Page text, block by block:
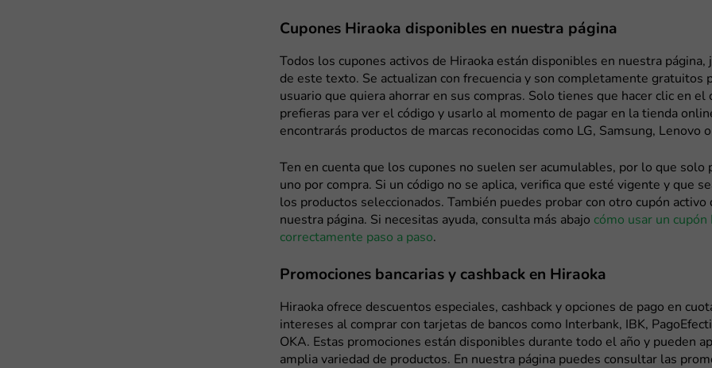
Cupones Hiraoka disponibles en nuestra página
Todos los cupones activos de Hiraoka están disponibles en nuestra página,
de este texto. Se actualizan con frecuencia y son completamente gratuitos
usuario que quiera ahorrar en sus compras. Solo tienes que hacer clic en el
prefieras para ver el código y usarlo al momento de pagar en la tienda
encontrarás productos de marcas reconocidas como LG, Samsung, Lenovo o
Ten en cuenta que los cupones no suelen ser acumulables, por lo que solo
uno por compra. Si un código no se aplica, verifica que esté vigente y que
los productos seleccionados. También puedes probar con otro cupón activo
nuestra página. Si necesitas ayuda, consulta más abajo cómo usar un cupón
correctamente paso a paso.
Promociones bancarias y cashback en Hiraoka
Hiraoka ofrece descuentos especiales, cashback y opciones de pago en
intereses al comprar con tarjetas de bancos como Interbank, IBK,
OKA. Estas promociones están disponibles durante todo el año y pueden
amplia variedad de productos. En nuestra página puedes consultar las